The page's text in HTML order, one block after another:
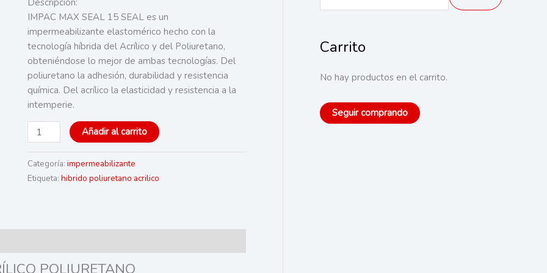
Descripción:
IMPAC MAX SEAL 15 SEAL es un
impermeabilizante elastomérico hecho con la
tecnología híbrida del Acrílico y del Poliuretano,
obteniéndose lo mejor de ambas tecnologías. Del
poliuretano la adhesión, durabilidad y resistencia
química. Del acrílico la elasticidad y resistencia a la
intemperie.
IMPAC®
MAX
SEAL
15
cantidad
Añadir al carrito
Categoría: impermeabilizante
Etiqueta: hibrido poliuretano acrilico
POLIURETANO
u
c
r
o
Carrito
No hay productos en el carrito.
Seguir comprando